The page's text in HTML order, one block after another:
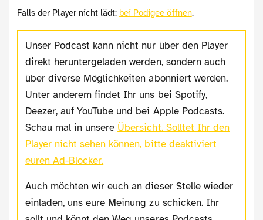
Falls der Player nicht lädt: bei Podigee öffnen.
Unser Podcast kann nicht nur über den Player
direkt heruntergeladen werden, sondern auch
über diverse Möglichkeiten abonniert werden.
Unter anderem findet Ihr uns bei Spotify,
Deezer, auf YouTube und bei Apple Podcasts.
Schau mal in unsere Übersicht.Solltet Ihr den
Player nicht sehen können, bitte deaktiviert
euren Ad-Blocker.
Auch möchten wir euch an dieser Stelle wieder
einladen, uns eure Meinung zu schicken. Ihr